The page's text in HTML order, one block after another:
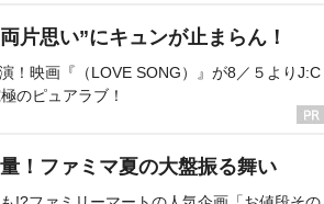
片思い”にキュンが止まらん！
！映画『（LOVE SONG）』が8／５よりJ:C
のピュアラブ！
！ファミマ夏の大盤振る舞い